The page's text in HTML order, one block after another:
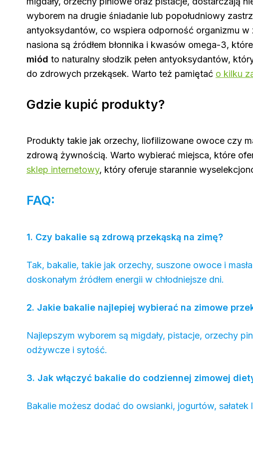
wyborem na drugie śniadanie lub popołudniowy
antyoksydantów, co wspiera odporność organizmu w
nasiona są źródłem błonnika i kwasów omega-3,
miód to naturalny słodzik pełen antyoksydantów,
do zdrowych przekąsek. Warto też pamiętać o kilku
Gdzie kupić produkty?
Produkty takie jak orzechy, liofilizowane owoce czy
zdrową żywnością. Warto wybierać miejsca, które
sklep internetowy, który oferuje starannie
FAQ:
1. Czy bakalie są zdrową przekąską na zimę?
Tak, bakalie, takie jak orzechy, suszone owoce i
doskonałym źródłem energii w chłodniejsze dni.
2. Jakie bakalie najlepiej wybierać na zimowe
Najlepszym wyborem są migdały, pistacje, orzechy
odżywcze i sytość.
3. Jak włączyć bakalie do codziennej zimowej
Bakalie możesz dodać do owsianki, jogurtów,